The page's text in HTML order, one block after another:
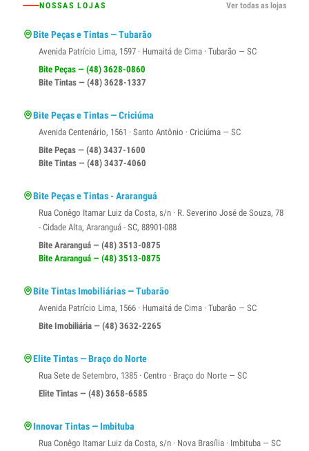
NOSSAS LOJAS Ver todas as lojas
Bite Peças e Tintas — Tubarão
Avenida Patrício Lima, 1597 · Humaitá de Cima · Tubarão — SC
Bite Peças — (48) 3628-0860
Bite Tintas — (48) 3628-1337
Bite Peças e Tintas — Criciúma
Avenida Centenário, 1561 · Santo Antônio · Criciúma — SC
Bite Peças — (48) 3437-1600
Bite Tintas — (48) 3437-4060
Bite Peças e Tintas - Araranguá
Rua Conêgo Itamar Luiz da Costa, s/n · R. Severino José de Souza, 78
- Cidade Alta, Araranguá - SC, 88901-088
Bite Araranguá — (48) 3513-0875
Bite Araranguá — (48) 3513-0875
Bite Tintas Imobiliárias — Tubarão
Avenida Patrício Lima, 1566 · Humaitá de Cima · Tubarão — SC
Bite Imobiliária — (48) 3632-2265
Elite Tintas — Braço do Norte
Rua Sete de Setembro, 1385 · Centro · Braço do Norte — SC
Elite Tintas — (48) 3658-6585
Innovar Tintas — Imbituba
Rua Conêgo Itamar Luiz da Costa, s/n · Nova Brasília · Imbituba — SC